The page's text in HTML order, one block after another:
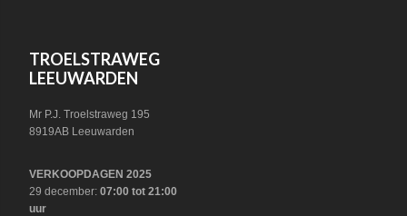
TROELSTRAWEG
LEEUWARDEN
Mr P.J. Troelstraweg 195
8919AB Leeuwarden
VERKOOPDAGEN 2025
29 december:07:00 tot 21:00
uur